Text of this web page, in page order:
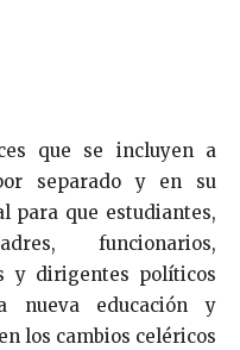
que se incluyen a
separado y en su
para que estudiantes,
funcionarios,
y dirigentes políticos
nueva educación y
los cambios celéricos